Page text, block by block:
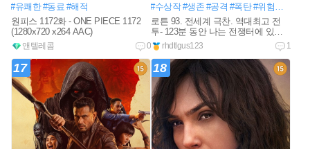
#유쾌한 #동료 #해적
원피스 1172화 - ONE PIECE 1172
(1280x720 x264 AAC)
앤텔레콤 0
#수상작 #생존 #공격 #폭탄 #위험한
로튼 93. 전세계 극찬. 역대최고 전
투- 123분 동안 나는 전쟁터에 있었
다 rhdtlgus123 1
17 18